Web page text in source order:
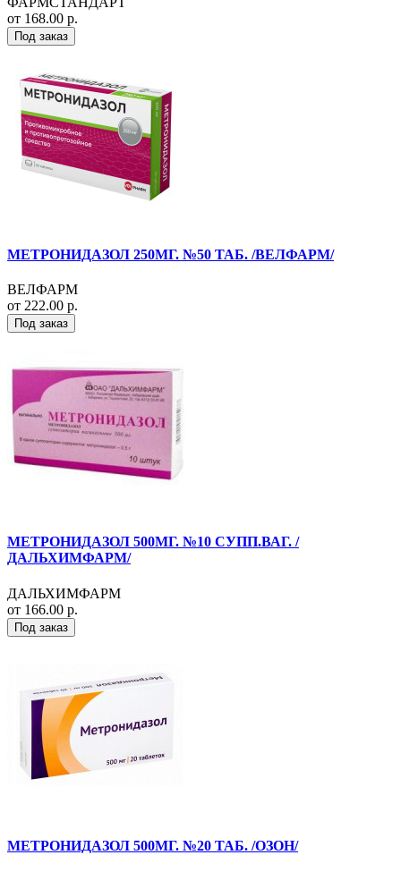
от 168.00 р.
Под заказ
МЕТРОНИДАЗОЛ 250МГ. №50 ТАБ. /ВЕЛФАРМ/
ВЕЛФАРМ
от 222.00 р.
Под заказ
МЕТРОНИДАЗОЛ 500МГ. №10 СУПП.ВАГ. /
ДАЛЬХИМФАРМ/
ДАЛЬХИМФАРМ
от 166.00 р.
Под заказ
МЕТРОНИДАЗОЛ 500МГ. №20 ТАБ. /ОЗОН/